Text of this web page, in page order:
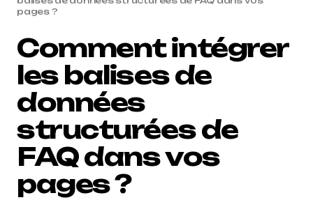
pages ?
Comment intégrer
les balises de
données
structurées de
FAQ dans vos
pages ?